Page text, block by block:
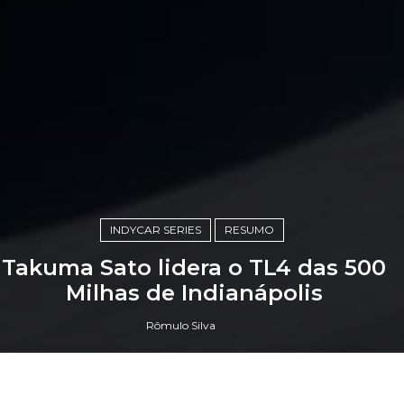
INDYCAR SERIES RESUMO
Takuma Sato lidera o TL4 das 500
Milhas de Indianápolis
Rômulo Silva